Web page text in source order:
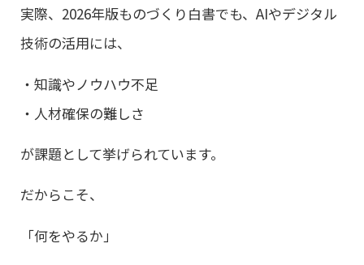
実際、2026年版ものづくり白書でも、AIやデジタル
技術の活用には、
・知識やノウハウ不足
・人材確保の難しさ
が課題として挙げられています。
だからこそ、
「何をやるか」